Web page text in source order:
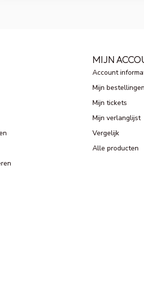
MIJN
Account
Mijn bestellingen
Mijn tickets
Mijn verlanglijst
Vergelijk
Alle producten